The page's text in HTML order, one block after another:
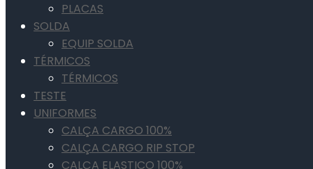
PLACAS
SOLDA
EQUIP SOLDA
TÉRMICOS
TÉRMICOS
TESTE
UNIFORMES
CALÇA CARGO 100%
CALÇA CARGO RIP STOP
CALÇA ELASTICO 100%